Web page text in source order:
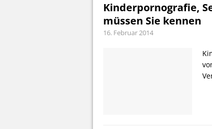
Kinderpornografie,
müssen Sie kennen
16. Februar 2014